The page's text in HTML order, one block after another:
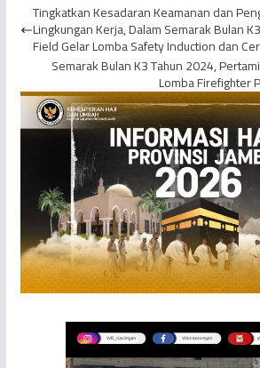
Tingkatkan Kesadaran Keamanan dan
Lingkungan Kerja, Dalam Semarak Bulan
Field Gelar Lomba Safety Induction dan
Semarak Bulan K3 Tahun 2024,
Lomba Firefighter